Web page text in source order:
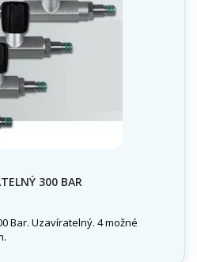
300 BAR
Bar. Uzavíratelný. 4 možné